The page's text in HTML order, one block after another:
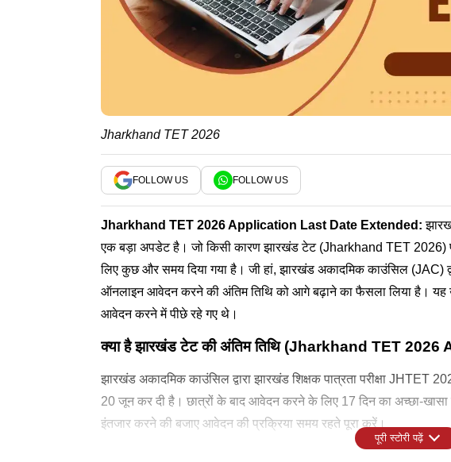
Jharkhand TET 2026
FOLLOW US FOLLOW US
Jharkhand TET 2026 Application Last Date Extended :
एक बड़ा अपडेट है। जो किसी कारण झारखंड टेट (Jharkhand TET 2026)
लिए कुछ और समय दिया गया है। जी हां, झारखंड अकादमिक काउंसिल (JAC)
ऑनलाइन आवेदन करने की अंतिम तिथि को आगे बढ़ाने का फैसला लिया है। यह
आवेदन करने में पीछे रहे गए थे।
क्या है झारखंड टेट की अंतिम तिथि (Jharkhand TET 2026
झारखंड अकादमिक काउंसिल द्वारा झारखंड शिक्षक पात्रता परीक्षा
20 जून कर दी है। छात्रों के बाद आवेदन करने के लिए 17 दिन का अच्छा-
इंतजार करने की बजाए आवेदन की प्रक्रिया समय रहते पूरा करें।
पूरी स्टोरी पढ़ें